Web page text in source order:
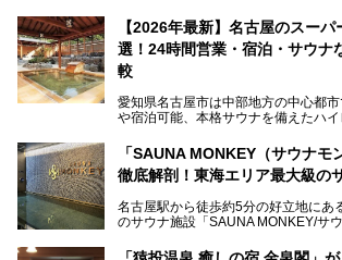
この地で30年にわたり愛され続けて
地元住民をはじめオープンを待ちわ
ないでしょうか。
老朽化した設備の補修を機に、2年前
ってきたというだけあって、館内の
以前の4倍に拡張したという露天エリ
容の巨大なスタジアムサウナに、岩
までまるごと楽しめる施設に生まれ
今回は、全面リニューアルして新し
【2026年最新】名古屋のスー
選！24時間営業・宿泊・サウナ
較
愛知県名古屋市は中部地方の中心都
や宿泊可能、本格サウナを備えたハイ
そのため、「日々の仕事の疲れを心
い」「休日に時間を忘れて1日中ダラ
くある点が魅力です！
お好みの温泉施設を見つけて楽しん
「SAUNA MONKEY（サウナモ
徹底解剖！東海エリア最大級の
名古屋駅から徒歩約5分の好立地にあ
のサウナ施設「SAUNA MONKEY/サ
「名古屋駅周辺ってサウナが少ない